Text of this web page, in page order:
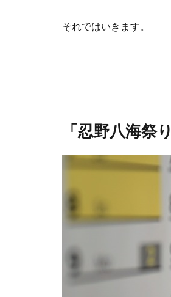
それではいきます。
「忍野八海祭